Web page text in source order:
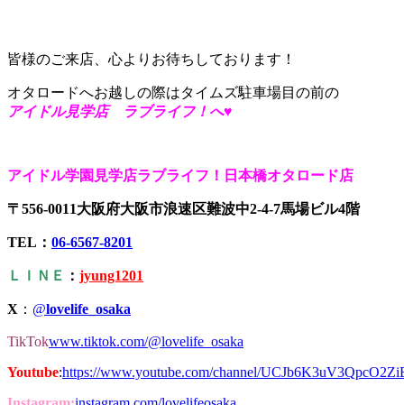
皆様のご来店、心よりお待ちしております！
オタロードへお越しの際はタイムズ駐車場目の前の
アイドル見学店 ラブライフ！へ♥
アイドル学園見学店ラブライフ！日本橋オタロード店
〒556-0011大阪府大阪市浪速区難波中2-4-7馬場ビル4階
TEL： 06-6567-8201
ＬＩＮＥ ： jyung1201
X ： @lovelife_osaka
TikTokwww.tiktok.com/@lovelife_osaka
Youtube:https://www.youtube.com/channel/